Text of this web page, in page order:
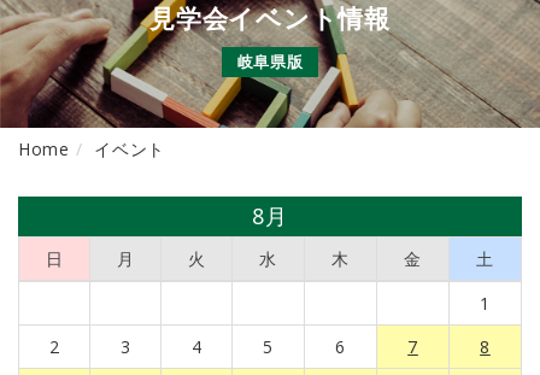
見学会イベント情報
岐阜県版
Home イベント
8月
日 月 火 水 木 金
土
1
2
3 4 5 6 7
8